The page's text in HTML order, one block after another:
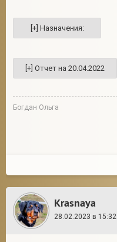
Богдан Ольга
Krasnaya
28.02.2023 в 15:32